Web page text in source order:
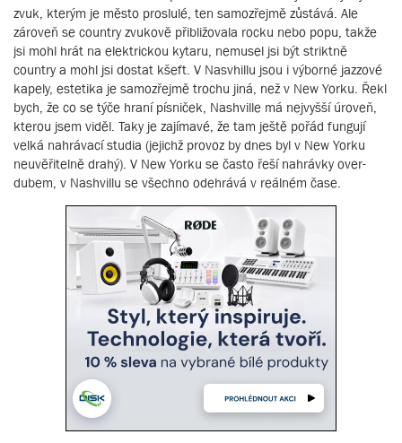
zvuk, kterým je město proslulé, ten samozřejmě zůstává. Ale
zároveň se country zvukově přibližovala rocku nebo popu, takže
jsi mohl hrát na elektrickou kytaru, nemusel jsi být striktně
country a mohl jsi dostat kšeft. V Nasvhillu jsou i výborné jazzové
kapely, estetika je samozřejmě trochu jiná, než v New Yorku. Řekl
bych, že co se týče hraní písniček, Nashville má nejvyšší úroveň,
kterou jsem viděl. Taky je zajímavé, že tam ještě pořád fungují
velká nahrávací studia (jejichž provoz by dnes byl v New Yorku
neuvěřitelně drahý). V New Yorku se často řeší nahrávky over-
dubem, v Nashvillu se všechno odehrává v reálném čase.